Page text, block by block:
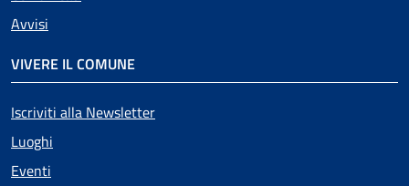
Avvisi
VIVERE IL COMUNE
Iscriviti alla Newsletter
Luoghi
Eventi